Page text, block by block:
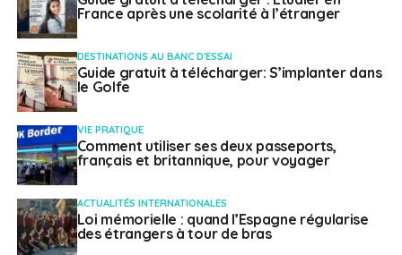
d’emploi) en Finlande
Français à l'étranger
France après une scolarité à l’étranger
DESTINATIONS AU BANC D'ESSAI
Guide gratuit à télécharger: S’implanter dans
le Golfe
VIE PRATIQUE
Comment utiliser ses deux passeports,
français et britannique, pour voyager
ACTUALITÉS INTERNATIONALES
Loi mémorielle : quand l’Espagne régularise
des étrangers à tour de bras